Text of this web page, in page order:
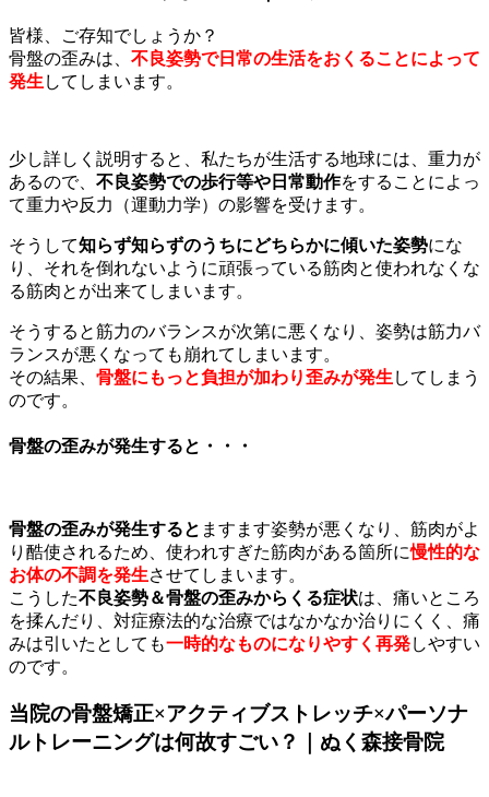
皆様、ご存知でしょうか？
骨盤の歪みは、 不良姿勢で日常の生活をおくることによって
発生 してしまいます。
少し詳しく説明すると、私たちが生活する地球には、重力が
あるので、 不良姿勢での歩行等や日常動作をすることによっ
て重力や反力（運動力学）の影響を受けます。
そうして知らず知らずのうちにどちらかに傾いた姿勢にな
り、それを倒れないように頑張っている筋肉と使われなくな
る筋肉とが出来てしまいます。
そうすると筋力のバランスが次第に悪くなり、姿勢は筋力バ
ランスが悪くなっても崩れてしまいます。
その結果、 骨盤にもっと負担が加わり歪みが発生 してしまう
のです。
骨盤の歪みが発生すると・・・
骨盤の歪みが発生すると ますます姿勢が悪くなり、筋肉がよ
り酷使されるため、使われすぎた筋肉がある箇所に慢性的な
お体の不調を発生させてしまいます。
こうした不良姿勢＆骨盤の歪みからくる症状は、痛いところ
を揉んだり、対症療法的な治療ではなかなか治りにくく、痛
みは引いたとしても一時的なものになりやすく再発しやすい
のです。
当院の骨盤矯正×アクティブストレッチ×パーソナ
ルトレーニングは何故すごい？｜ぬく森接骨院